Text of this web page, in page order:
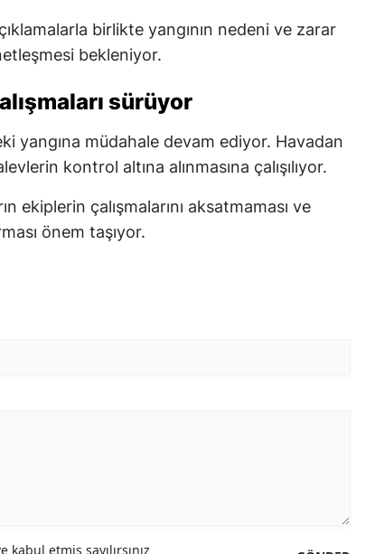
birlikte yangının nedeni ve zarar
bekleniyor.
sürüyor
yangına müdahale devam ediyor. Havadan
kontrol altına alınmasına çalışılıyor.
ekiplerin çalışmalarını aksatmaması ve
önem taşıyor.
kabul etmiş sayılırsınız